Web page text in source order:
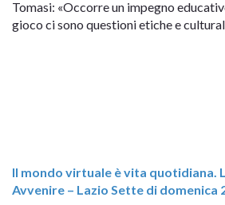
Tomasi: «Occorre un impegno
gioco ci sono questioni etiche e
Il mondo virtuale è vita quotidiana.
Avvenire – Lazio Sette di domenica